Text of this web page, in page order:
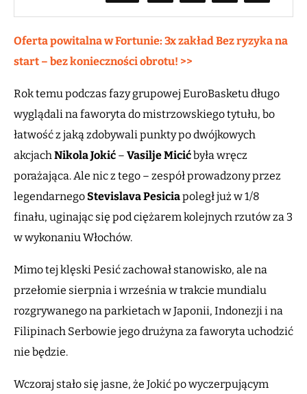
Oferta powitalna w Fortunie: 3x zakład Bez ryzyka na
start – bez konieczności obrotu! >>
Rok temu podczas fazy grupowej EuroBasketu długo
wyglądali na faworyta do mistrzowskiego tytułu, bo
łatwość z jaką zdobywali punkty po dwójkowych
akcjachNikola Jokić – Vasilje Micićbyła wręcz
porażająca. Ale nic z tego – zespół prowadzony przez
legendarnego Stevislava Pesiciapoległ już w 1/8
finału, uginając się pod ciężarem kolejnych rzutów za 3
w wykonaniu Włochów.
Mimo tej klęski Pesić zachował stanowisko, ale na
przełomie sierpnia i września w trakcie mundialu
rozgrywanego na parkietach w Japonii, Indonezji i na
Filipinach Serbowie jego drużyna za faworyta uchodzić
nie będzie.
Wczoraj stało się jasne, że Jokić po wyczerpującym